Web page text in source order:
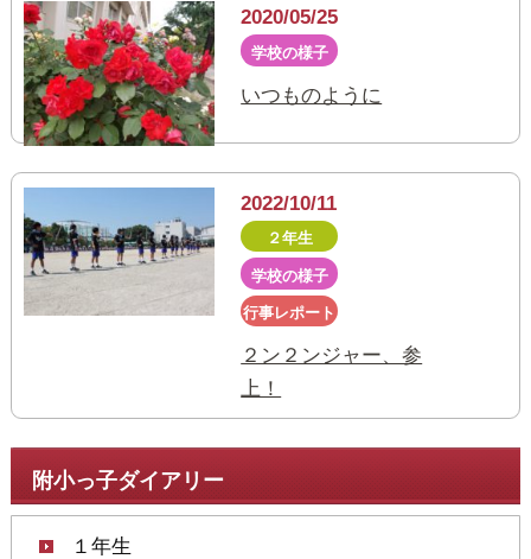
附小っ子ダイアリー
１年生
2020/05/25
学校の様子
いつものように
2022/10/11
２年生
学校の様子
行事レポート
２ン２ンジャー、参
上！